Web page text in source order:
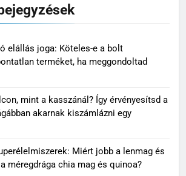
elállás joga: Köteles-e a bolt
terméket, ha meggondoltad
mint a kasszánál? Így érvényesítsd a
akarnak kiszámlázni egy
Miért jobb a lenmag és
méregdrága chia mag és quinoa?